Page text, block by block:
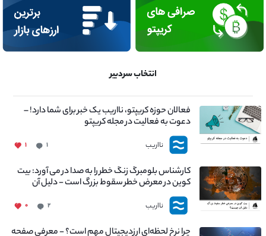
انتخاب سردبیر
فعالان حوزه کریپتو، نااریب یک خبر برای شما دارد! –
دعوت به فعالیت در مجله کریپتو
نااریب ۱ ۱
کارشناس بلومبرگ زنگ خطر را به صدا در می آورد: بیت
کوین در معرض خطر سقوط بزرگ است - دلیل آن
چیست؟
نااریب ۲ ۰
چرا نرخ لحظه‌ای ارزدیجیتال مهم است؟ - معرفی صفحه